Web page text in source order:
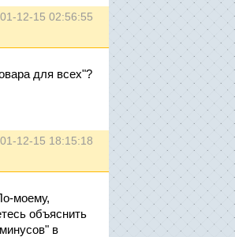
12-15 02:56:55
для всех"?
12-15 18:15:18
моему,
объяснить
в